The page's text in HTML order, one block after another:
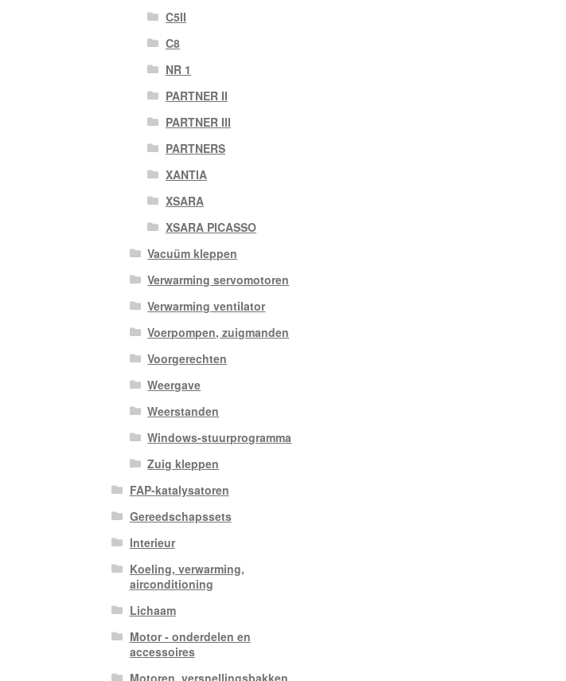
C5II
C8
NR 1
PARTNER II
PARTNER III
PARTNERS
XANTIA
XSARA
XSARA PICASSO
Vacuüm kleppen
Verwarming servomotoren
Verwarming ventilator
Voerpompen, zuigmanden
Voorgerechten
Weergave
Weerstanden
Windows-stuurprogramma
Zuig kleppen
FAP-katalysatoren
Gereedschapssets
Interieur
Koeling, verwarming,
airconditioning
Lichaam
Motor - onderdelen en
accessoires